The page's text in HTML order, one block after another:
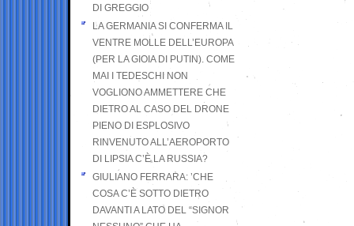
DI GREGGIO
LA GERMANIA SI CONFERMA IL
VENTRE MOLLE DELL’EUROPA
(PER LA GIOIA DI PUTIN). COME
MAI I TEDESCHI NON
VOGLIONO AMMETTERE CHE
DIETRO AL CASO DEL DRONE
PIENO DI ESPLOSIVO
RINVENUTO ALL’AEROPORTO
DI LIPSIA C’È LA RUSSIA?
GIULIANO FERRARA: ’CHE
COSA C’È SOTTO DIETRO
DAVANTI A LATO DEL “SIGNOR